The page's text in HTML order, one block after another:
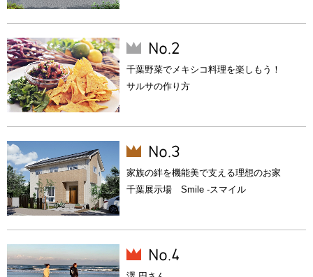
千葉野菜でメキシコ料理を楽しもう！
サルサの作り方
家族の絆を機能美で支える理想のお家
千葉展示場 Smile -スマイル